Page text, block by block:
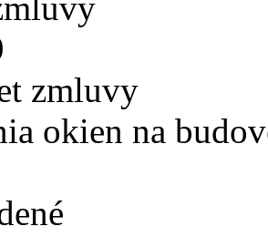
zmluvy
okien na